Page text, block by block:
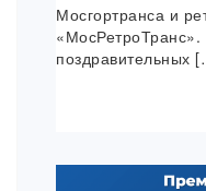
Мосгортранса и
«МосРетроТранс».
поздравительных